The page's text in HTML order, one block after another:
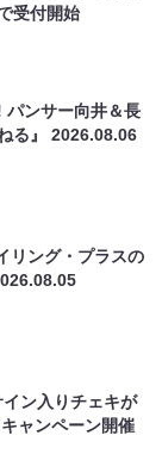
受付開始
パンサー向井＆長
る』2026.08.06
リング・プラスの
ン入りチェキが
ャンペーン開催